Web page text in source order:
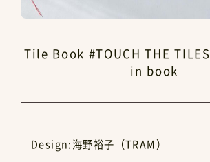
Tile Book #TOUCH THE
in book
Design:海野裕子（TRAM）